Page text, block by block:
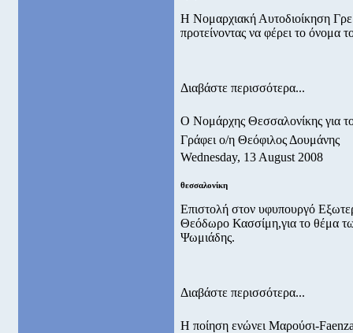
Η Νομαρχιακή Αυτοδιοίκηση
προτείνοντας να φέρει το όνομα
Διαβάστε περισσότερα...
Ο Νομάρχης Θεσσαλονίκης για
Γράφει ο/η Θεόφιλος Δουμάνης
Wednesday, 13 August 2008
θεσσαλονίκη
Επιστολή στον υφυπουργό
Θεόδωρο Κασσίμη,για το θέμα
Ψωμιάδης.
Διαβάστε περισσότερα...
Η ποίηση ενώνει Μαρούσι-